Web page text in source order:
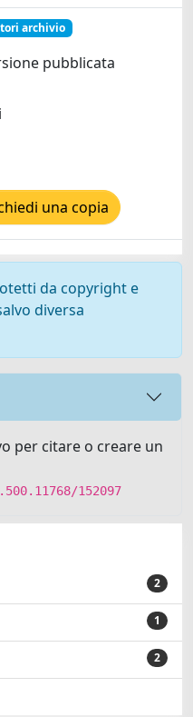
archivio
pubblicata
una copia
da copyright e
diversa
per citare o creare un
152097
2
1
2